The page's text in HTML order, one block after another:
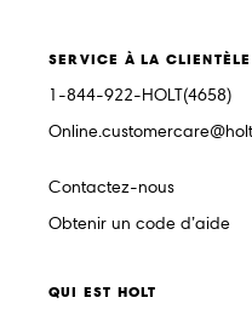
SERVICE À LA CLIENTÈLE
1-844-922-HOLT(4658)
Contactez-nous
Obtenir un code d’aide
QUI EST HOLT